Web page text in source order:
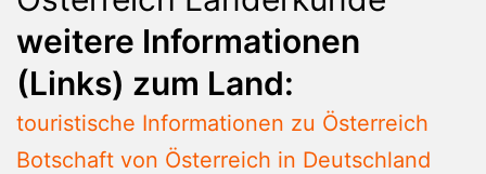
weitere Informationen
(Links) zum Land:
touristische Informationen zu Österreich
Botschaft von Österreich in Deutschland